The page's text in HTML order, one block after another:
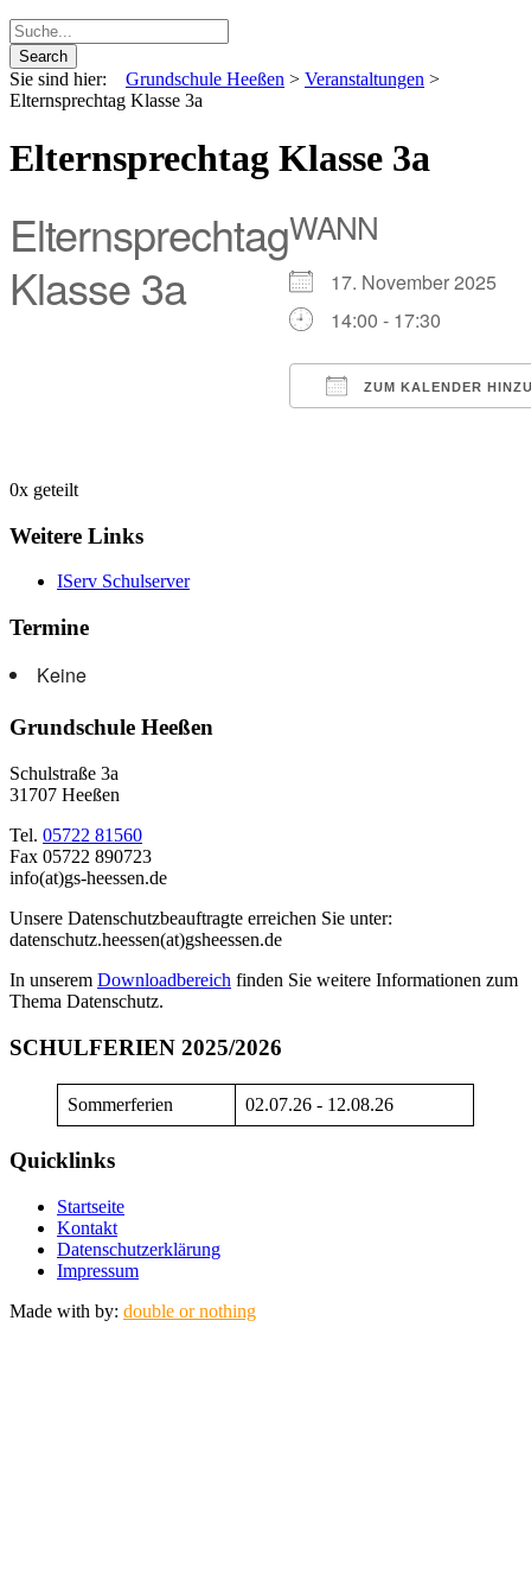
Sie sind hier: Grundschule Heeßen > Veranstaltungen >
Elternsprechtag Klasse 3a
Elternsprechtag Klasse 3a
Elternsprechtag
Klasse 3a
WANN
17. November 2025
14:00 - 17:30
ZUM KALENDER
0x geteilt
Weitere Links
IServ Schulserver
Termine
Keine
Grundschule Heeßen
Schulstraße 3a
31707 Heeßen
Tel. 05722 81560
Fax 05722 890723
info(at)gs-heessen.de
Unsere Datenschutzbeauftragte erreichen Sie unter:
datenschutz.heessen(at)gsheessen.de
In unserem Downloadbereich finden Sie weitere Informationen zum
Thema Datenschutz.
SCHULFERIEN 2025/2026
Sommerferien 02.07.26 - 12.08.26
Quicklinks
Startseite
Kontakt
Datenschutzerklärung
Impressum
Made with by: double or nothing